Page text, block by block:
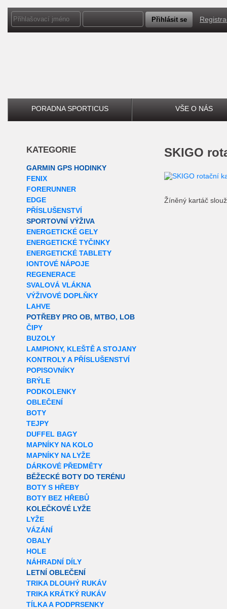
PORADNA SPORTICUS VŠE O NÁS
KATEGORIE
GARMIN GPS HODINKY
FENIX
FORERUNNER
EDGE
PŘÍSLUŠENSTVÍ
SPORTOVNÍ VÝŽIVA
ENERGETICKÉ GELY
ENERGETICKÉ TYČINKY
ENERGETICKÉ TABLETY
IONTOVÉ NÁPOJE
REGENERACE
SVALOVÁ VLÁKNA
VÝŽIVOVÉ DOPLŇKY
LAHVE
POTŘEBY PRO OB, MTBO, LOB
ČIPY
BUZOLY
LAMPIONY, KLEŠTĚ A STOJANY
KONTROLY A PŘÍSLUŠENSTVÍ
POPISOVNÍKY
BRÝLE
PODKOLENKY
OBLEČENÍ
BOTY
TEJPY
DUFFEL BAGY
MAPNÍKY NA KOLO
MAPNÍKY NA LYŽE
DÁRKOVÉ PŘEDMĚTY
BĚŽECKÉ BOTY DO TERÉNU
BOTY S HŘEBY
BOTY BEZ HŘEBŮ
KOLEČKOVÉ LYŽE
LYŽE
VÁZÁNÍ
OBALY
HOLE
NÁHRADNÍ DÍLY
LETNÍ OBLEČENÍ
TRIKA DLOUHÝ RUKÁV
TRIKA KRÁTKÝ RUKÁV
TÍLKA A PODPRSENKY
SKIGO
Žíněný kartáč